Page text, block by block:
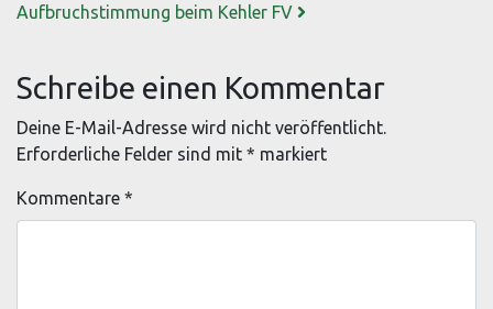
Aufbruchstimmung beim Kehler FV
Schreibe einen Kommentar
Deine E-Mail-Adresse wird nicht veröffentlicht.
Erforderliche Felder sind mit * markiert
Kommentare *